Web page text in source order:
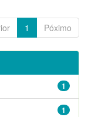
1 Póximo
1
1